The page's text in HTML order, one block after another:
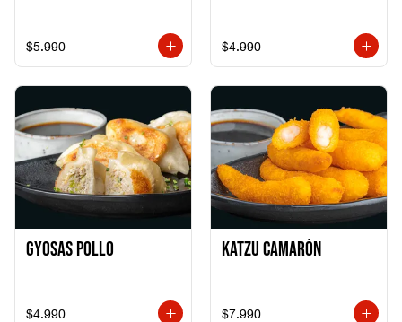
$5.990 $4.990
Gyosas Pollo
$4.990
Katzu Camarón
$7.990